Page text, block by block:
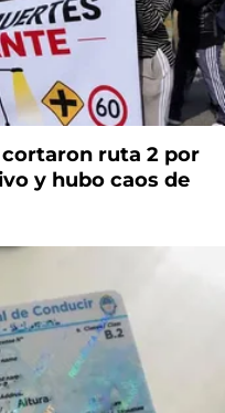
ruta 2 por
y hubo caos de